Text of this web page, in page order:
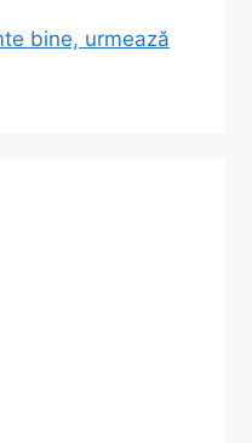
bine, urmează